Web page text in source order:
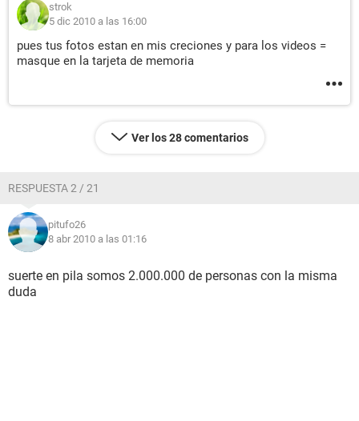
strok
5 dic 2010 a las 16:00
pues tus fotos estan en mis creciones y para los videos =
masque en la tarjeta de memoria
Ver los 28 comentarios
RESPUESTA 2 / 21
pitufo26
8 abr 2010 a las 01:16
suerte en pila somos 2.000.000 de personas con la misma
duda